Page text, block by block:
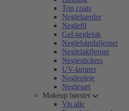
Top coats
Neglehærder
Neglefil
Gel-neglelak
Neglebåndsfjerner
Neglelakfjerner
Neglestickers
UV-lamper
Neglepleje
Neglesæt
Makeup børster
Vis alle